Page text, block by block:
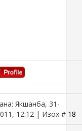
Якшанба, 31-
12:12 | Изох # 18